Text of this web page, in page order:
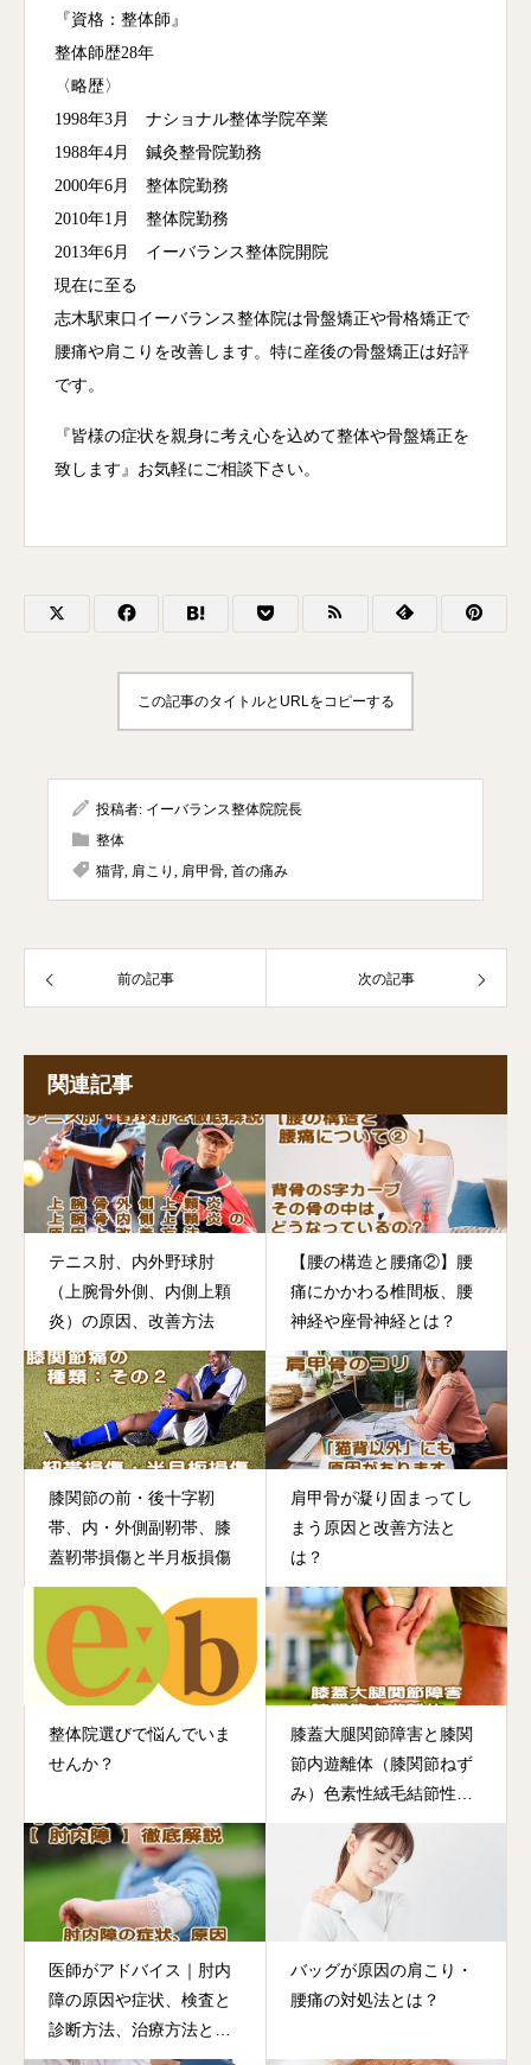
『資格：整体師』
整体師歴28年
〈略歴〉
1998年3月 ナショナル整体学院卒業
1988年4月 鍼灸整骨院勤務
2000年6月 整体院勤務
2010年1月 整体院勤務
2013年6月 イーバランス整体院開院
現在に至る
志木駅東口イーバランス整体院は骨盤矯正や骨格矯正で
腰痛や肩こりを改善します。特に産後の骨盤矯正は好評
です。
『皆様の症状を親身に考え心を込めて整体や骨盤矯正を
致します』お気軽にご相談下さい。
この記事のタイトルとURLをコピーする
投稿者: イーバランス整体院院長
整体
猫背 肩こり 肩甲骨 首の痛み
前の記事 次の記事
関連記事
テニス肘、内外野球肘
（上腕骨外側、内側上顆
炎）の原因、改善方法
【腰の構造と腰痛②】腰
痛にかかわる椎間板、腰
神経や座骨神経とは？
膝関節の前・後十字靭
帯、内・外側副靭帯、膝
蓋靭帯損傷と半月板損傷
肩甲骨が凝り固まってし
まう原因と改善方法と
は？
整体院選びで悩んでいま
せんか？
膝蓋大腿関節障害と膝関
節内遊離体（膝関節ねず
み）色素性絨毛結節性滑
医師がアドバイス｜肘内
障の原因や症状、検査と
診断方法、治療方法と
は？
バッグが原因の肩こり・
腰痛の対処法とは？